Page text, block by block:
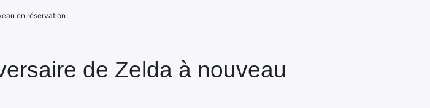
de Zelda à nouveau
en réservation